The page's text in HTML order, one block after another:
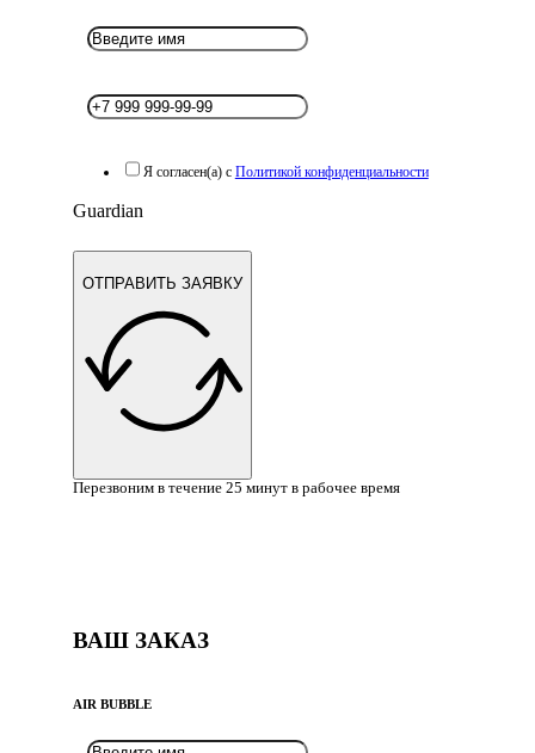
Я согласен(а) с Политикой конфиденциальности
Guardian
ОТПРАВИТЬ ЗАЯВКУ
Перезвоним в течение 25 минут в рабочее время
ВАШ ЗАКАЗ
AIR BUBBLE